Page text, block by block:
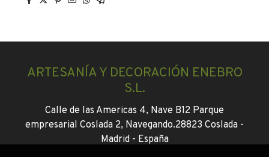
ARTESANÍA Y DECORACIÓN ENEBRO
S.L.
Calle de las Americas 4, Nave B12 Parque
empresarial Coslada 2, Navegando.28823 Coslada -
Madrid - España